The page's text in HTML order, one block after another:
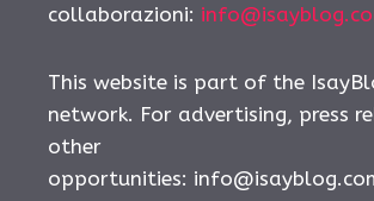
collaborazioni:
This website is part of the
network. For advertising, press
other
opportunities: